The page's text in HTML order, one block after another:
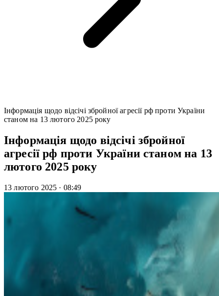
Інформація щодо відсічі збройної агресії рф проти України
станом на 13 лютого 2025 року
Інформація щодо відсічі збройної
агресії рф проти України станом на 13
лютого 2025 року
13 лютого 2025 · 08:49